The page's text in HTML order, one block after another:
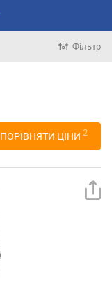
Фільтр
ПОРІВНЯТИ ЦІНИ 2